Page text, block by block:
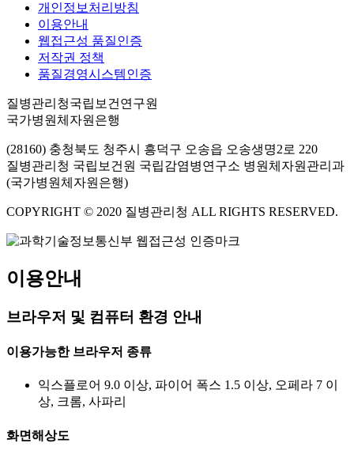
개인정보처리방침
이용안내
웹접근성 품질인증
저작권 정책
품질경영시스템인증
질병관리청국립보건연구원
국가병원체자원은행
(28160) 충청북도 청주시 흥덕구 오송읍 오송생명2로 220
질병관리청 국립보건원 국립감염병연구소 병원체자원관리과
(국가병원체자원은행)
COPYRIGHT © 2020 질병관리청 ALL RIGHTS RESERVED.
이용안내
브라우저 및 컴퓨터 환경 안내
이용가능한 브라우저 종류
익스플로어 9.0 이상, 파이어 폭스 1.5 이상, 오페라 7 이
상, 크롬, 사파리
화면해상도